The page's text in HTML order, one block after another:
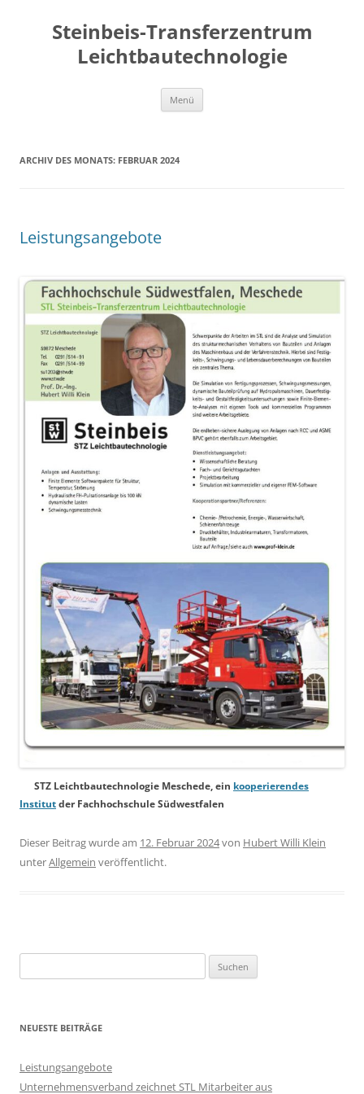
springenSteinbeis-Transferzentrum
Leichtbautechnologie
Menü
ARCHIV DES MONATS: FEBRUAR 2024
Leistungsangebote
STZ Leichtbautechnologie Meschede, ein kooperierendes
Institutder Fachhochschule Südwestfalen
Dieser Beitrag wurde am 12. Februar 2024von Hubert Willi Klein
unterAllgemein veröffentlicht.
nach:
NEUESTE BEITRÄGE
Leistungsangebote
Unternehmensverband zeichnet STL Mitarbeiter aus